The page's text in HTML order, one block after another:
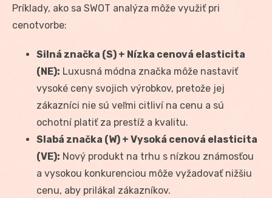
Príklady, ako sa SWOT analýza môže využiť pri
cenotvorbe:
Silná značka (S) + Nízka cenová elasticita
(NE): Luxusná módna značka môže nastaviť
vysoké ceny svojich výrobkov, pretože jej
zákazníci nie sú veľmi citliví na cenu a sú
ochotní platiť za prestíž a kvalitu.
Slabá značka (W) + Vysoká cenová elasticita
(VE): Nový produkt na trhu s nízkou známosťou
a vysokou konkurenciou môže vyžadovať nižšiu
cenu, aby prilákal zákazníkov.